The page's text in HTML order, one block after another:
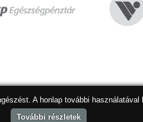
A honlap további
További részletek